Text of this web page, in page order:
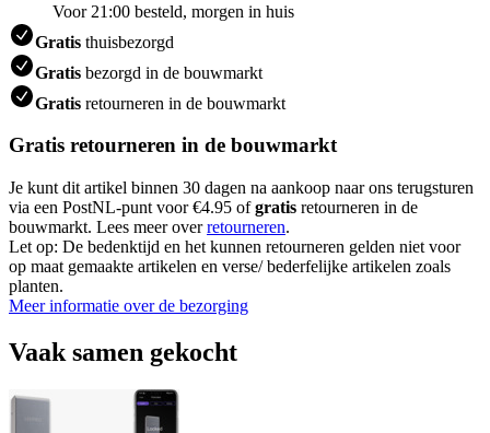
Voor 21:00 besteld, morgen in huis
Gratis thuisbezorgd
Gratis bezorgd in de bouwmarkt
Gratis retourneren in de bouwmarkt
Gratis retourneren in de bouwmarkt
Je kunt dit artikel binnen 30 dagen na aankoop naar ons terugsturen
via een PostNL-punt voor €4.95 ofgratis retourneren in de
bouwmarkt. Lees meer overretourneren.
Let op: De bedenktijd en het kunnen retourneren gelden niet voor
op maat gemaakte artikelen en verse/ bederfelijke artikelen zoals
planten.
Meer informatie over de bezorging
Vaak samen gekocht